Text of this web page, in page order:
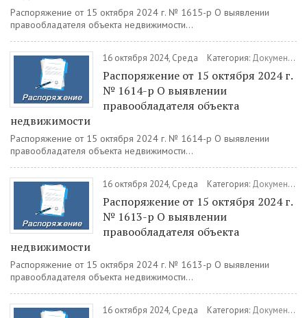
Распоряжение от 15 октября 2024 г. № 1615-р О выявлении
правообладателя объекта недвижимости...
16 октября 2024, Среда Категория: Документы
Распоряжение от 15 октября 2024 г.
№ 1614-р О выявлении
правообладателя объекта
недвижимости
Распоряжение от 15 октября 2024 г. № 1614-р О выявлении
правообладателя объекта недвижимости...
16 октября 2024, Среда Категория: Документы
Распоряжение от 15 октября 2024 г.
№ 1613-р О выявлении
правообладателя объекта
недвижимости
Распоряжение от 15 октября 2024 г. № 1613-р О выявлении
правообладателя объекта недвижимости...
16 октября 2024, Среда Категория: Документы